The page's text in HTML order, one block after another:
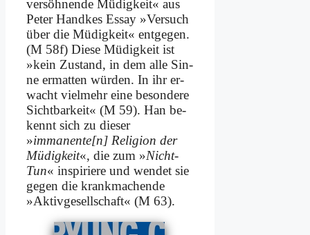
ver­söh­nen­de Mü­dig­keit« aus
Pe­ter Hand­kes Es­say »Ver­such
über die Mü­dig­keit« ent­ge­gen.
(M 58f) Die­se Mü­dig­keit ist
»kein Zu­stand, in dem al­le Sin­
ne er­mat­ten wür­den. In ihr er­
wacht viel­mehr ei­ne be­son­de­re
Sicht­bar­keit« (M 59). Han be­
kennt sich zu die­ser
»immanente[n] Re­li­gi­on der
Mü­dig­keit«, die zum »Nicht-
Tun« in­spi­rie­re und wen­det sie
ge­gen die krank­ma­chen­de
»Ak­tiv­ge­sell­schaft« (M 63).